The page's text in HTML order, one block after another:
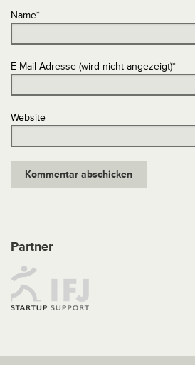
Name*
E-Mail-Adresse (wird nicht angezeigt)*
Website
Partner